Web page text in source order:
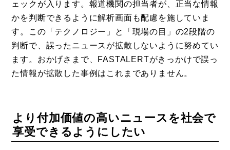
ェックが入ります。報道機関の担当者が、正当な情報
かを判断できるように解析画面も配慮を施していま
す。この「テクノロジー」と「現場の目」の2段階の
判断で、誤ったニュースが拡散しないように努めてい
ます。おかげさまで、FASTALERTがきっかけで誤っ
た情報が拡散した事例はこれまでありません。
より付加価値の高いニュースを社会で
享受できるようにしたい